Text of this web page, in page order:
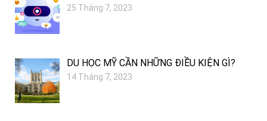
25 Tháng 7, 2023
DU HỌC MỸ CẦN NHỮNG ĐIỀU KIỆN GÌ?
14 Tháng 7, 2023